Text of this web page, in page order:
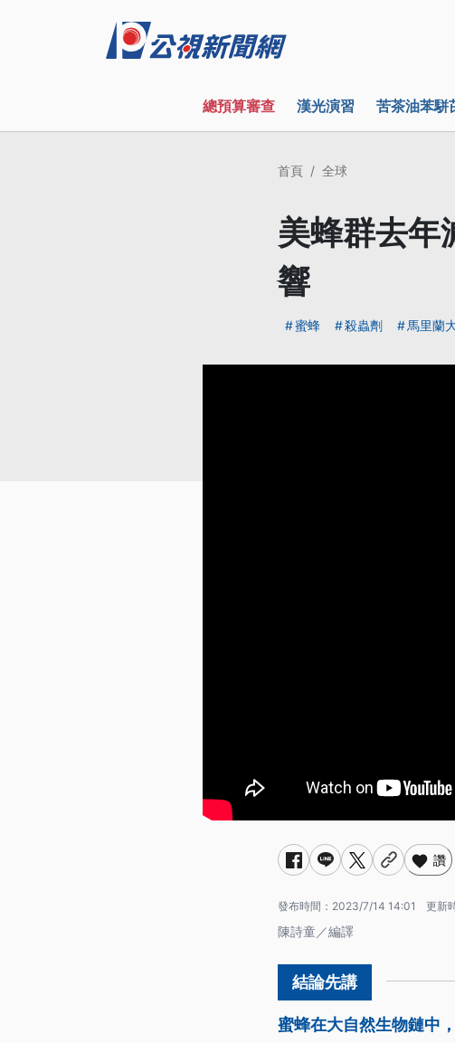
總預算審查 漢光演習 苦茶油苯駢
首頁 全球
美蜂群去年
響
蜜蜂 殺蟲劑 馬里蘭
讚
發布時間： 2023/7/14 14:01 更新
陳詩童／編譯
蜜蜂在大自然生物鏈中